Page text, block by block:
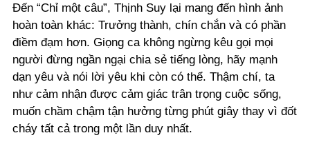
Đến “Chỉ một câu”, Thịnh Suy lại mang đến hình ảnh
hoàn toàn khác: Trưởng thành, chín chắn và có phần
điềm đạm hơn. Giọng ca không ngừng kêu gọi mọi
người đừng ngần ngại chia sẻ tiếng lòng, hãy mạnh
dạn yêu và nói lời yêu khi còn có thể. Thậm chí, ta
như cảm nhận được cảm giác trân trọng cuộc sống,
muốn chầm chậm tận hưởng từng phút giây thay vì đốt
cháy tất cả trong một lần duy nhất.